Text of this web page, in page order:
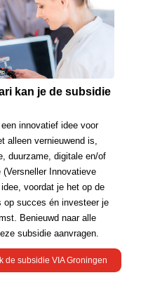
kan je de subsidie
innovatief idee voor
alleen vernieuwend is,
duurzame, digitale en/of
Innovatieve
voordat je het op de
op succes én investeer je
Benieuwd naar alle
subsidie aanvragen.
de subsidie VIA Groningen